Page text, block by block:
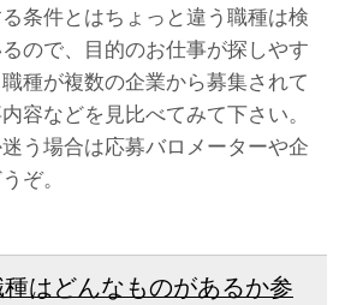
条件とはちょっと違う職種は検
ので、目的のお仕事が探しやす
種が複数の企業から募集されて
容などを見比べてみて下さい。
う場合は応募バロメーターや企
ぞ。
はどんなものがあるか参